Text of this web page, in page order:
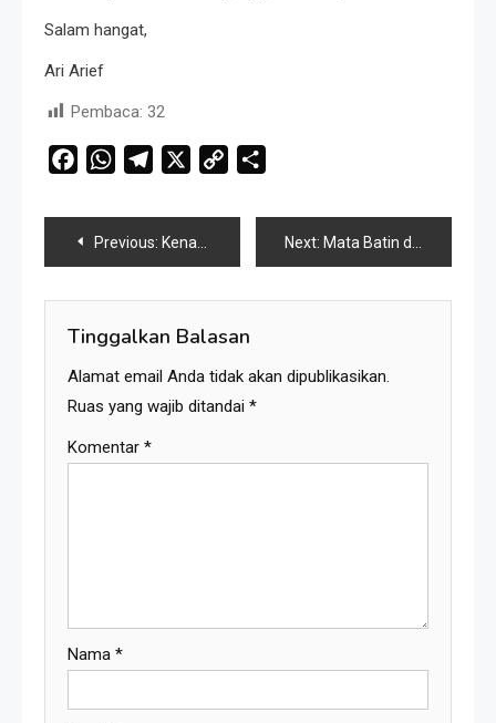
Salam hangat,
Ari Arief
Pembaca: 32
FacebookWhatsAppTelegram
Copy
Navigasi
pos
Previous: Kenangan Sabuk Bergetar, Saat Pager Menjadi “Panglima” Liputan Wartawan 90-an Next: Mata Batin dan Rahasia yang Tertitip pada Tangan
Tinggalkan Balasan
Alamat email Anda tidak akan dipublikasikan.
Ruas yang wajib ditandai *
Komentar *
Nama *